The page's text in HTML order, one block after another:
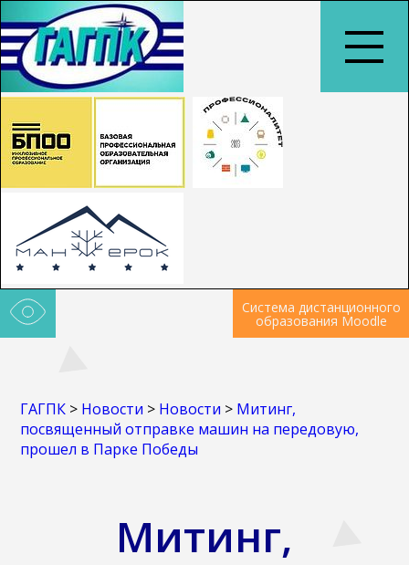
Система дистанционного
образования Moodle
ГАГПК > Новости > Новости > Митинг,
посвященный отправке машин на передовую,
прошел в Парке Победы
Митинг,